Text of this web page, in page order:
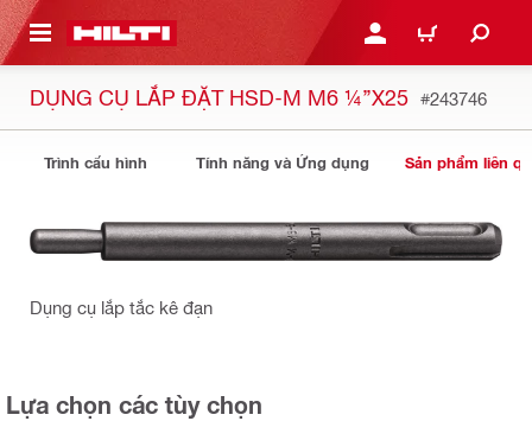
NỘI DUNG CHÍNH ĐĂNG NHẬP HOẶC
GIỎ HÀNG
DỤNG CỤ LẮP ĐẶT HSD-M M6 ¼’’X25 #243746
Trình cấu hình Tính năng và Ứng dụng Sản phẩm liên
Dụng cụ lắp tắc kê đạn
Lựa chọn các tùy chọn